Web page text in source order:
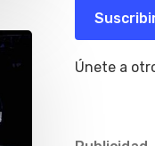
electrónico
Únete a